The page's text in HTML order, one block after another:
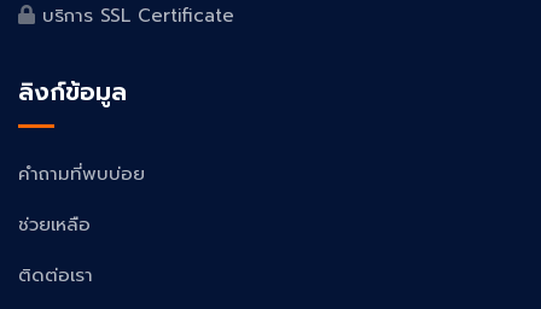
บริการ SSL Certificate
ลิงก์ข้อมูล
คำถามที่พบบ่อย
ช่วยเหลือ
ติดต่อเรา